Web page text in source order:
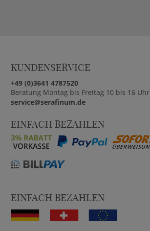
KUNDENSERVICE
+49 (0)3641 4787520
Beratung Montag bis Freitag 10 bis 16 Uhr
service@serafinum.de
EINFACH BEZAHLEN
EINFACH BEZAHLEN